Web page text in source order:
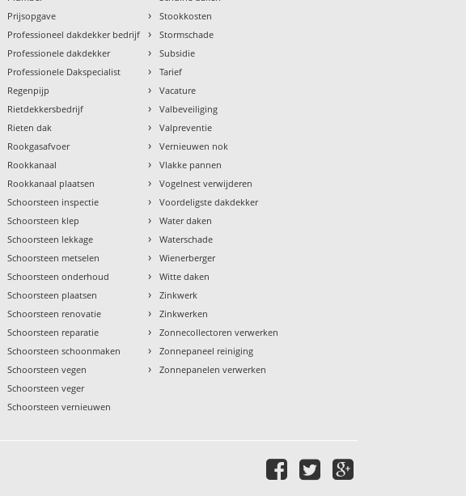
Prijsopgave
Professioneel dakdekker bedrijf
Professionele dakdekker
Professionele Dakspecialist
Regenpijp
Rietdekkersbedrijf
Rieten dak
Rookgasafvoer
Rookkanaal
Rookkanaal plaatsen
Schoorsteen inspectie
Schoorsteen klep
Schoorsteen lekkage
Schoorsteen metselen
Schoorsteen onderhoud
Schoorsteen plaatsen
Schoorsteen renovatie
Schoorsteen reparatie
Schoorsteen schoonmaken
Schoorsteen vegen
Schoorsteen veger
Schoorsteen vernieuwen
› Stookkosten
› Stormschade
› Subsidie
› Tarief
› Vacature
› Valbeveiliging
› Valpreventie
› Vernieuwen nok
› Vlakke pannen
› Vogelnest verwijderen
› Voordeligste dakdekker
› Water daken
› Waterschade
› Wienerberger
› Witte daken
› Zinkwerk
› Zinkwerken
› Zonnecollectoren verwerken
› Zonnepaneel reiniging
› Zonnepanelen verwerken